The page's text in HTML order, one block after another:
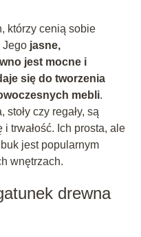
którzy cenią sobie
Jego jasne,
jest mocne i
się do tworzenia
mebli.
czy regały, są
trwałość. Ich prosta, ale
jest popularnym
wnętrzach.
drewna